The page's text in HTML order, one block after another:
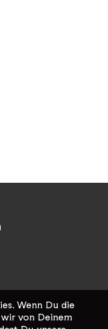
- 17:00
Wenn Du die
von Deinem